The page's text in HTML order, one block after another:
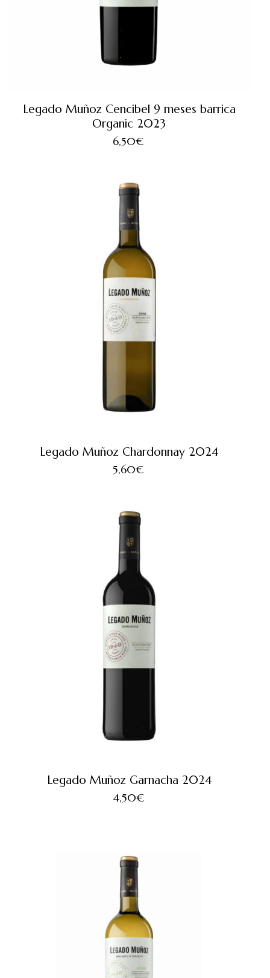
Legado Muñoz Cencibel 9 meses barrica
Organic 2023
6,50€
Legado Muñoz Chardonnay 2024
5,60€
Legado Muñoz Garnacha 2024
4,50€